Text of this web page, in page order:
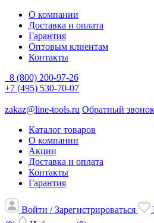
О компании
Доставка и оплата
Гарантия
Оптовым клиентам
Контакты
8 (800) 200-97-26
+7 (495) 530-70-07
zakaz@line-tools.ru Обратный звонок
Каталог товаров
О компании
Акции
Доставка и оплата
Контакты
Гарантия
Войти / Зарегистрироваться